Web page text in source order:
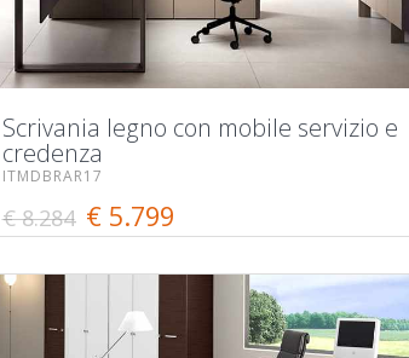
Scrivania legno con mobile servizio e
credenza
ITMDBRAR17
€ 8.284 € 5.799